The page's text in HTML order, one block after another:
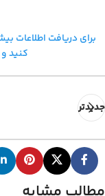
برای دریافت اطلاعات
کنید
جدیدتر